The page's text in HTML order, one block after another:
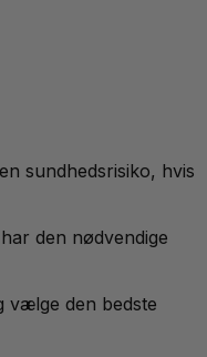
sundhedsrisiko, hvis
den nødvendige
vælge den bedste